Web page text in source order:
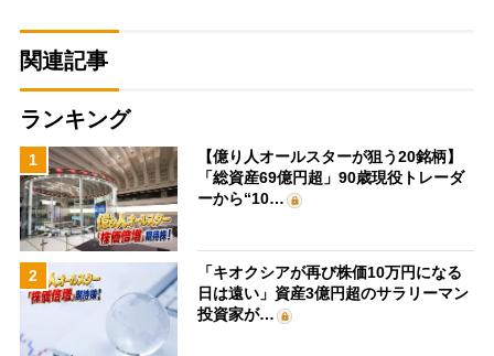
関連記事
ランキング
1
【億り人オールスターが狙う20銘柄】
「総資産69億円超」90歳現役トレーダ
ーから“10…
2
「キオクシアが再び株価10万円になる
日は遠い」資産3億円超のサラリーマン
投資家が…